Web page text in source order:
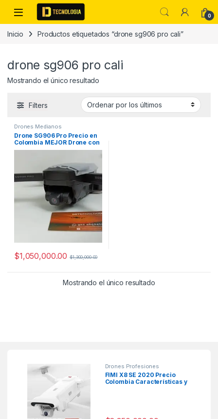
Skip to navigation
Skip to content
0
Inicio Productos etiquetados “drone sg906 pro cali”
drone sg906 pro cali
Mostrando el único resultado
Filters
Drones Medianos
Drone SG906 Pro Precio en
Colombia MEJOR Drone con
GPS
$1,050,000.00 $1,300,000.00
Mostrando el único resultado
Drones Profesiones
FIMI X8 SE 2020 Precio
Colombia Características y